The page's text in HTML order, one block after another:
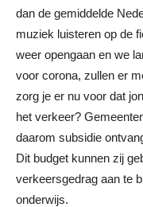
dan de gemiddelde
muziek luisteren op de
weer opengaan en we
voor corona, zullen er
zorg je er nu voor dat
het verkeer?
daarom subsidie
Dit budget kunnen zij
verkeersgedrag aan te
onderwijs.